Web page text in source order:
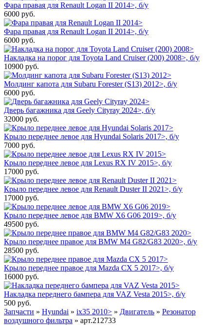
Фара правая для Renault Logan II 2014>, б/у
6000 руб.
Фара правая для Renault Logan II 2014>, б/у
6000 руб.
Накладка на порог для Toyota Land Cruiser (200) 2008>, б/у
10900 руб.
Молдинг капота для Subaru Forester (S13) 2012>, б/у
6000 руб.
Дверь багажника для Geely Cityray 2024>, б/у
32000 руб.
Крыло переднее левое для Hyundai Solaris 2017>, б/у
7000 руб.
Крыло переднее левое для Lexus RX IV 2015>, б/у
17000 руб.
Крыло переднее левое для Renault Duster II 2021>, б/у
17000 руб.
Крыло переднее левое для BMW X6 G06 2019>, б/у
49500 руб.
Крыло переднее правое для BMW M4 G82/G83 2020>, б/у
28500 руб.
Крыло переднее правое для Mazda CX 5 2017>, б/у
16000 руб.
Накладка переднего бампера для VAZ Vesta 2015>, б/у
500 руб.
Запчасти » Hyundai » ix35 2010> » Двигатель » Резонатор
воздушного фильтра » арт.212733